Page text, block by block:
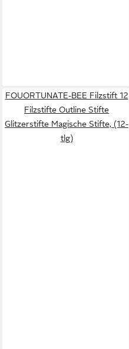
FOUORTUNATE-BEE Filzstift 12
Filzstifte Outline Stifte
Glitzerstifte Magische Stifte, (12-
tlg)